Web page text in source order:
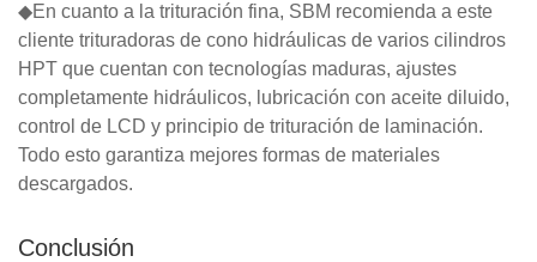
◆En cuanto a la trituración fina, SBM recomienda a este
cliente trituradoras de cono hidráulicas de varios cilindros
HPT que cuentan con tecnologías maduras, ajustes
completamente hidráulicos, lubricación con aceite diluido,
control de LCD y principio de trituración de laminación.
Todo esto garantiza mejores formas de materiales
descargados.
Conclusión